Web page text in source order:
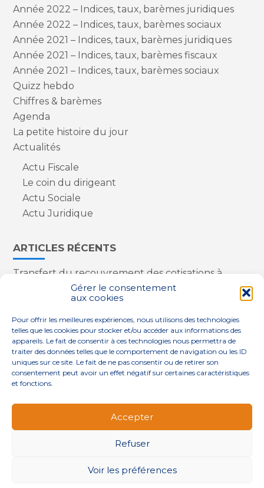
Gérer le consentement
aux cookies
Pour offrir les meilleures expériences, nous utilisons des technologies
telles que les cookies pour stocker et/ou accéder aux informations des
appareils. Le fait de consentir à ces technologies nous permettra de
traiter des données telles que le comportement de navigation ou les ID
uniques sur ce site. Le fait de ne pas consentir ou de retirer son
consentement peut avoir un effet négatif sur certaines caractéristiques
et fonctions.
Accepter
Refuser
Voir les préférences
Année 2022 – Indices, taux, barèmes juridiques
Année 2022 – Indices, taux, barèmes sociaux
Année 2021 – Indices, taux, barèmes juridiques
Année 2021 – Indices, taux, barèmes fiscaux
Année 2021 – Indices, taux, barèmes sociaux
Quizz hebdo
Chiffres & barèmes
Agenda
La petite histoire du jour
Actualités
Actu Fiscale
Le coin du dirigeant
Actu Sociale
Actu Juridique
ARTICLES RÉCENTS
Transfert du recouvrement des cotisations à
l’Urssaf : des nouveautés
Appareils reconditionnés : annulation de la
Contrôle de la qualité de l’air dans les ERP
Industriels : le point sur les dernières évolutions
réglementaires
Footer QUI SOMMES-NOUS ?
NOS SOLUTIONS
ACTUALITÉS CONTACT
MENTIONS LÉGALES